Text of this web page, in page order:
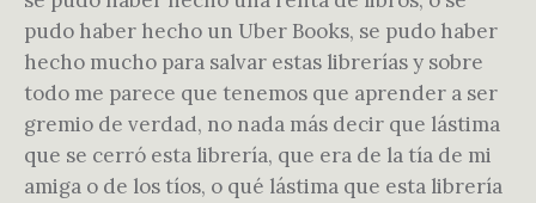
pudo haber hecho un Uber Books, se pudo haber
hecho mucho para salvar estas librerías y sobre
todo me parece que tenemos que aprender a ser
gremio de verdad, no nada más decir que lástima
que se cerró esta librería, que era de la tía de mi
amiga o de los tíos, o qué lástima que esta librería